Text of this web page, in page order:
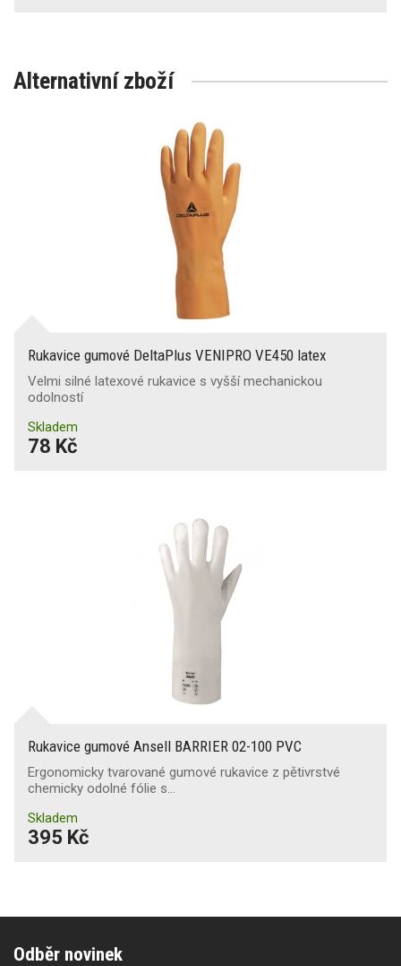
Alternativní zboží
Rukavice gumové DeltaPlus VENIPRO VE450 latex
Velmi silné latexové rukavice s vyšší mechanickou
odolností
Skladem
78 Kč
Rukavice gumové Ansell BARRIER 02-100 PVC
Ergonomicky tvarované gumové rukavice z pětivrstvé
chemicky odolné fólie s…
Skladem
395 Kč
Odběr novinek